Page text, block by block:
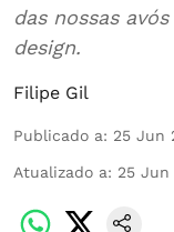
das nossas
design.
Filipe Gil
Publicado a: 25 Jun
Atualizado a: 25 Jun